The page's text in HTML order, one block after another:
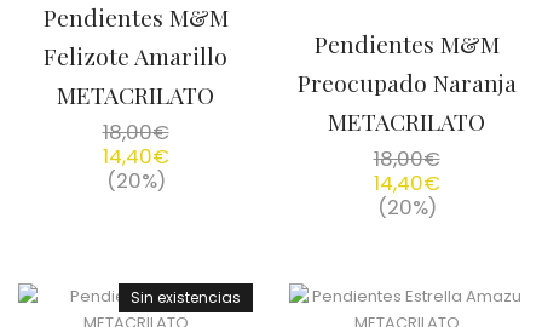
Pendientes M&M
Felizote Amarillo
METACRILATO
18,00€
14,40€
(20%)
Pendientes M&M
Preocupado Naranja
METACRILATO
18,00€
14,40€
(20%)
Sin existencias